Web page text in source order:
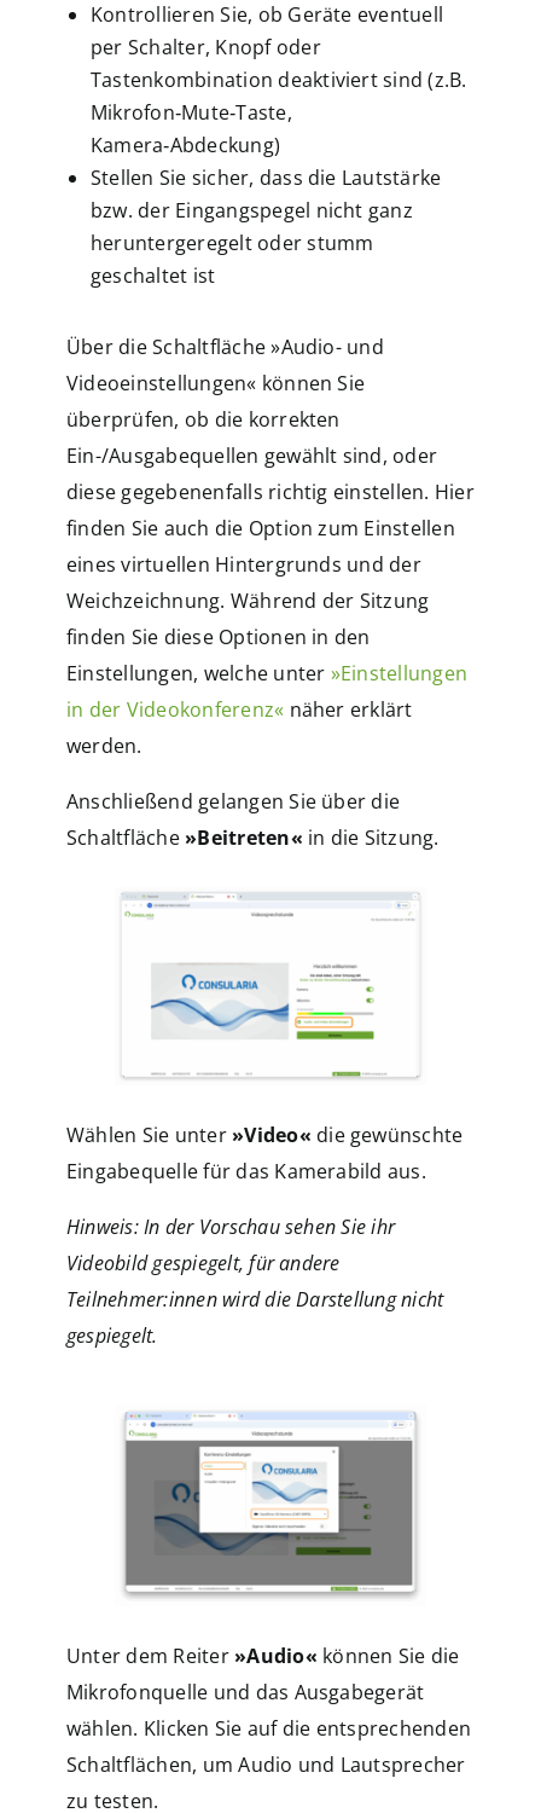
Kontrollieren Sie, ob Geräte eventuell
per Schalter, Knopf oder
Tastenkombination deaktiviert sind (z.B.
Mikrofon‑Mute‑Taste,
Kamera‑Abdeckung)
Stellen Sie sicher, dass die Lautstärke
bzw. der Eingangspegel nicht ganz
heruntergeregelt oder stumm
geschaltet ist
Über die Schaltfläche »Audio- und
Videoeinstellungen« können Sie
überprüfen, ob die korrekten
Ein-/Ausgabequellen gewählt sind, oder
diese gegebenenfalls richtig einstellen. Hier
finden Sie auch die Option zum Einstellen
eines virtuellen Hintergrunds und der
Weichzeichnung. Während der Sitzung
finden Sie diese Optionen in den
Einstellungen, welche unter »Einstellungen
in der Videokonferenz« näher erklärt
werden.
Anschließend gelangen Sie über die
Schaltfläche »Beitreten« in die Sitzung.
Wählen Sie unter »Video« die gewünschte
Eingabequelle für das Kamerabild aus.
Hinweis: In der Vorschau sehen Sie ihr
Videobild gespiegelt, für andere
Teilnehmer:innen wird die Darstellung nicht
gespiegelt.
Unter dem Reiter »Audio« können Sie die
Mikrofonquelle und das Ausgabegerät
wählen. Klicken Sie auf die entsprechenden
Schaltflächen, um Audio und Lautsprecher
zu testen.